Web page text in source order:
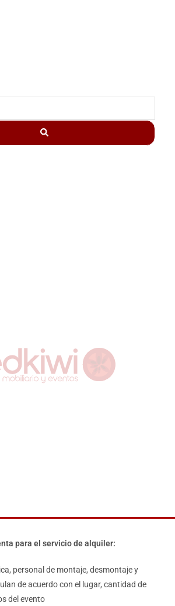
para el servicio de alquiler:
personal de montaje, desmontaje y
de acuerdo con el lugar, cantidad de
del evento